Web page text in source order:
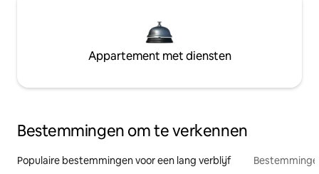
Appartement met diensten
Bestemmingen om te verkennen
Populaire bestemmingen voor een lang verblijf